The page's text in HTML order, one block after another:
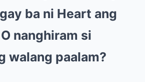
ba ni Heart ang
nanghiram si
walang paalam?